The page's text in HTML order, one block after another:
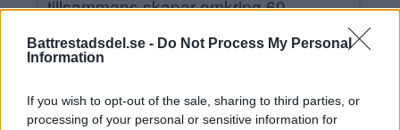
Battrestadsdel.se - Do Not Process My Personal
Information
If you wish to opt-out of the sale, sharing to third parties, or
processing of your personal or sensitive information for
tillsammans skapar omkring 60
medlemmar ett brett program av filmer
för barn och vuxna, aktuella
och utställningar, samtalskvällar m.m.